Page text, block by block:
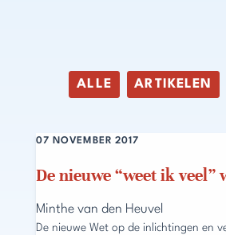
ALLE ARTIKELEN
De nieuwe “weet ik veel”
07 NOVEMBER 2017
Minthe van den Heuvel
De nieuwe Wet op de inlichtingen en